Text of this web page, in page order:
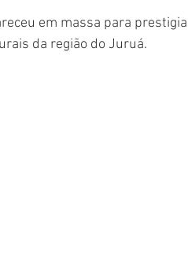
em massa para
da região do Juruá.